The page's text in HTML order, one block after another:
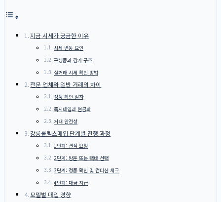
지금 시세가 궁금한 이유
시세 변동 요인
구성품과 감가 구조
실거래 시세 확인 방법
전문 업체와 일반 거래의 차이
정품 확인 절차
즉시매입과 현금화
거래 안전성
강릉롤렉스매입 단계별 진행 과정
1단계: 견적 요청
2단계: 방문 또는 택배 선택
3단계: 정품 확인 및 컨디션 체크
4단계: 대금 지급
모델별 매입 경향